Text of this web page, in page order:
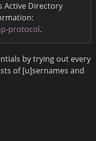
Active Directory
protocol.
by trying out every
of [u]sernames and